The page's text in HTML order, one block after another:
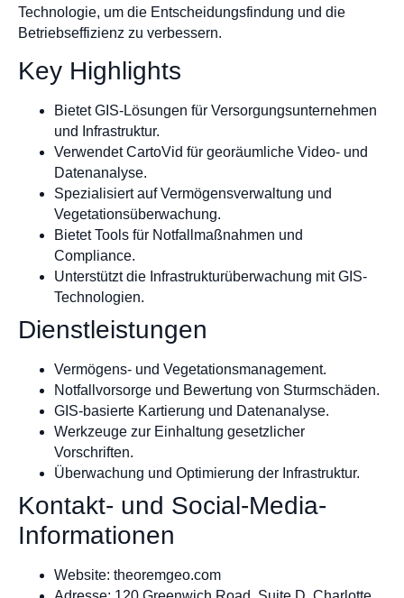
Technologie, um die Entscheidungsfindung und die
Betriebseffizienz zu verbessern.
Key Highlights
Bietet GIS-Lösungen für Versorgungsunternehmen
und Infrastruktur.
Verwendet CartoVid für georäumliche Video- und
Datenanalyse.
Spezialisiert auf Vermögensverwaltung und
Vegetationsüberwachung.
Bietet Tools für Notfallmaßnahmen und
Compliance.
Unterstützt die Infrastrukturüberwachung mit GIS-
Technologien.
Dienstleistungen
Vermögens- und Vegetationsmanagement.
Notfallvorsorge und Bewertung von Sturmschäden.
GIS-basierte Kartierung und Datenanalyse.
Werkzeuge zur Einhaltung gesetzlicher
Vorschriften.
Überwachung und Optimierung der Infrastruktur.
Kontakt- und Social-Media-
Informationen
Website: theoremgeo.com